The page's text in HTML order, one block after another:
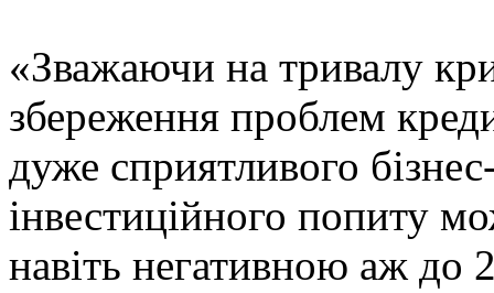
«Зважаючи на тривалу
збереження проблем
дуже сприятливого
інвестиційного попиту
навіть негативною аж до